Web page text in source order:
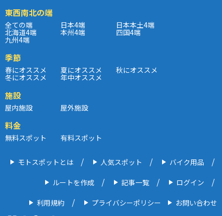
東西南北の端
全ての端 日本4端 日本本土4端
北海道4端 本州4端 四国4端
九州4端
季節
春にオススメ 夏にオススメ 秋にオススメ
冬にオススメ 年中オススメ
施設
屋内施設 屋外施設
料金
無料スポット 有料スポット
モトスポットとは 人気スポット バイク用品
ルートを作成 記事一覧 ログイン
利用規約 プライバシーポリシー お問い合わせ